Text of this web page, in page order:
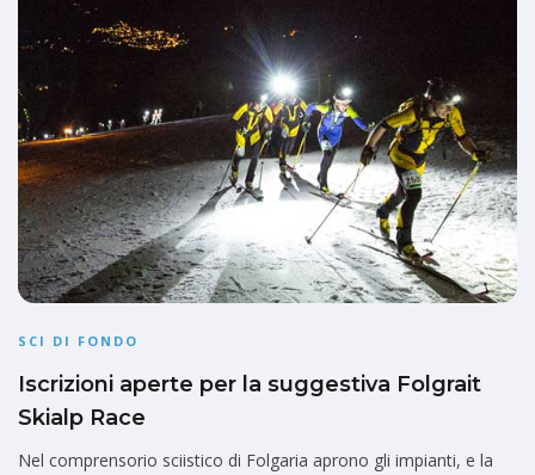
SCI DI FONDO
Iscrizioni aperte per la suggestiva Folgrait
Skialp Race
Nel comprensorio sciistico di Folgaria aprono gli impianti, e la